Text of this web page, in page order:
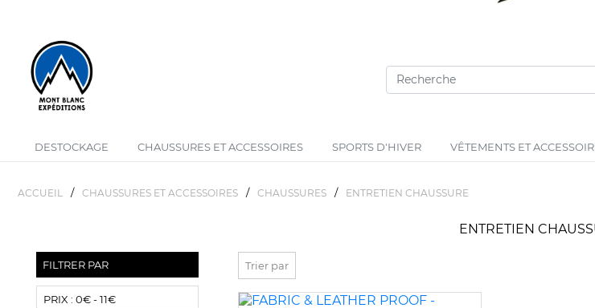
DESTOCKAGE CHAUSSURES ET ACCESSOIRES SPORTS D'HIVER VÊTEMENTS ET
ACCUEIL / CHAUSSURES ET ACCESSOIRES / CHAUSSURES / ENTRETIEN CHAUSSURE
ENTRETIEN
FILTRER PAR
PRIX : 0€ - 11€
Trier par